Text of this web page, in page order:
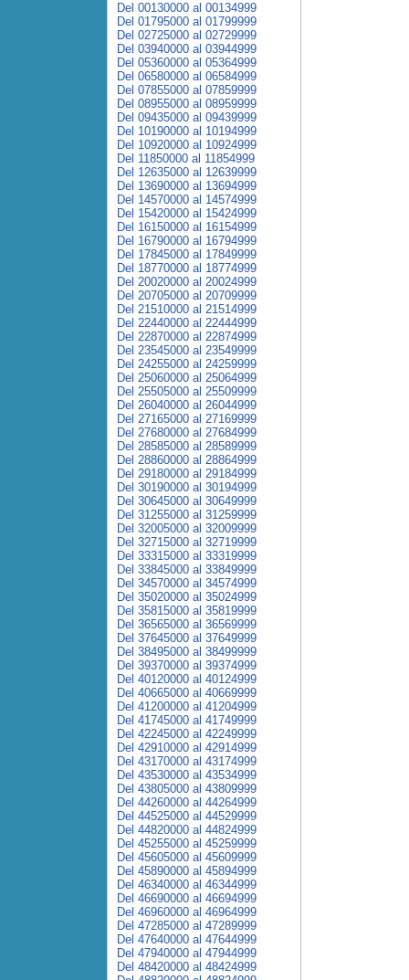
Del 00130000 al 00134999
Del 01795000 al 01799999
Del 02725000 al 02729999
Del 03940000 al 03944999
Del 05360000 al 05364999
Del 06580000 al 06584999
Del 07855000 al 07859999
Del 08955000 al 08959999
Del 09435000 al 09439999
Del 10190000 al 10194999
Del 10920000 al 10924999
Del 11850000 al 11854999
Del 12635000 al 12639999
Del 13690000 al 13694999
Del 14570000 al 14574999
Del 15420000 al 15424999
Del 16150000 al 16154999
Del 16790000 al 16794999
Del 17845000 al 17849999
Del 18770000 al 18774999
Del 20020000 al 20024999
Del 20705000 al 20709999
Del 21510000 al 21514999
Del 22440000 al 22444999
Del 22870000 al 22874999
Del 23545000 al 23549999
Del 24255000 al 24259999
Del 25060000 al 25064999
Del 25505000 al 25509999
Del 26040000 al 26044999
Del 27165000 al 27169999
Del 27680000 al 27684999
Del 28585000 al 28589999
Del 28860000 al 28864999
Del 29180000 al 29184999
Del 30190000 al 30194999
Del 30645000 al 30649999
Del 31255000 al 31259999
Del 32005000 al 32009999
Del 32715000 al 32719999
Del 33315000 al 33319999
Del 33845000 al 33849999
Del 34570000 al 34574999
Del 35020000 al 35024999
Del 35815000 al 35819999
Del 36565000 al 36569999
Del 37645000 al 37649999
Del 38495000 al 38499999
Del 39370000 al 39374999
Del 40120000 al 40124999
Del 40665000 al 40669999
Del 41200000 al 41204999
Del 41745000 al 41749999
Del 42245000 al 42249999
Del 42910000 al 42914999
Del 43170000 al 43174999
Del 43530000 al 43534999
Del 43805000 al 43809999
Del 44260000 al 44264999
Del 44525000 al 44529999
Del 44820000 al 44824999
Del 45255000 al 45259999
Del 45605000 al 45609999
Del 45890000 al 45894999
Del 46340000 al 46344999
Del 46690000 al 46694999
Del 46960000 al 46964999
Del 47285000 al 47289999
Del 47640000 al 47644999
Del 47940000 al 47944999
Del 48420000 al 48424999